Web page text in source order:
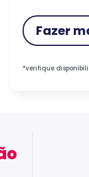
Fazer
*verifique